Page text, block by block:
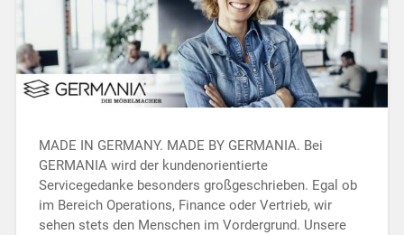
MADE IN GERMANY. MADE BY GERMANIA. Bei
GERMANIA wird der kundenorientierte
Servicegedanke besonders großgeschrieben. Egal ob
im Bereich Operations, Finance oder Vertrieb, wir
sehen stets den Menschen im Vordergrund. Unsere